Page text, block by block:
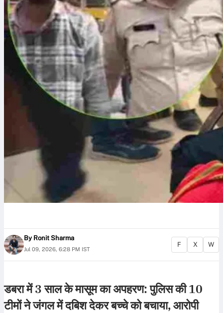
By Ronit Sharma
Jul 09, 2026, 6:28 PM IST
F X W
डबरा में 3 साल के मासूम का अपहरण: पुलिस की 10
टीमों ने जंगल में दबिश देकर बच्चे को बचाया, आरोपी